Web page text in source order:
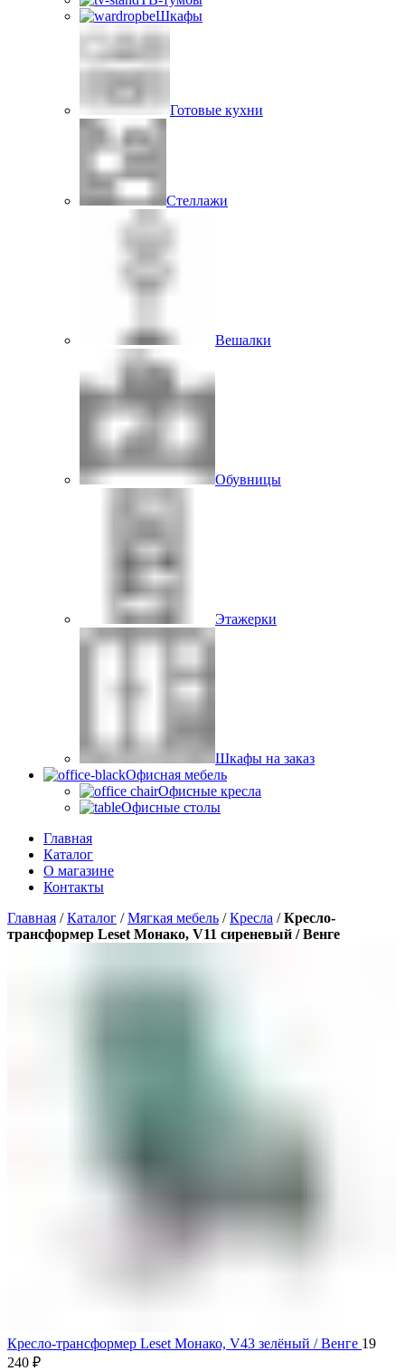
Шкафы
Готовые кухни
Стеллажи
Вешалки
Обувницы
Этажерки
Шкафы на заказ
Офисная мебель
Офисные кресла
Офисные столы
Главная
Каталог
О магазине
Контакты
Главная /Каталог /Мягкая мебель /Кресла /Кресло-
трансформер Leset Монако, V11 сиреневый / Венге
Кресло-трансформер Leset Монако, V43 зелёный / Венге 19
240 ₽